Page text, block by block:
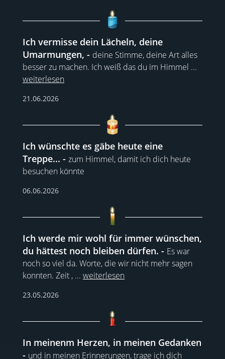
Ich vermisse dein Lächeln, deine
Umarmungen,
deine Stimme, deine Art alles
besser zu machen. Ich weiß das du im Himmel ...
weiterlesen
21.06.2026
Ich wünschte es gäbe heute eine
Treppe...
zum Himmel, damit ich dich heute
besuchen könnte
06.06.2026
Ich werde mir wohl für immer wünschen,
du hättest noch bleiben dürfen.
Es war
noch so viel da. Worte, die wir nicht mehr sagen
konnten. Zeit , ... weiterlesen
23.05.2026
In meinenm Herzen, in meinen Gedanken
und in meinen Erinnerungen, trage ich dich